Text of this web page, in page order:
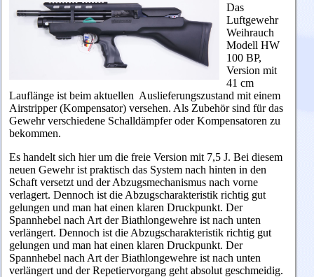
Das
Luftgewehr
Weihrauch
Modell HW
100 BP,
Version mit
41 cm
Lauflänge ist beim aktuellen Auslieferungszustand mit einem
Airstripper (Kompensator) versehen. Als Zubehör sind für das
Gewehr verschiedene Schalldämpfer oder Kompensatoren zu
bekommen.
Es handelt sich hier um die freie Version mit 7,5 J. Bei diesem
neuen Gewehr ist praktisch das System nach hinten in den
Schaft versetzt und der Abzugsmechanismus nach vorne
verlagert. Dennoch ist die Abzugscharakteristik richtig gut
gelungen und man hat einen klaren Druckpunkt. Der
Spannhebel nach Art der Biathlongewehre ist nach unten
verlängert. Dennoch ist die Abzugscharakteristik richtig gut
gelungen und man hat einen klaren Druckpunkt. Der
Spannhebel nach Art der Biathlongewehre ist nach unten
verlängert und der Repetiervorgang geht absolut geschmeidig.